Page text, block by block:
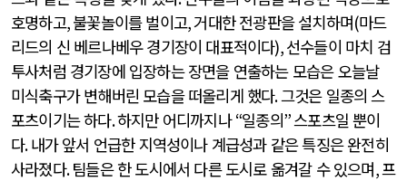
호명하고,불꽃놀이를 벌이고,거대한 전광판을 설치하며(마드
리드의 신 베르나베우 경기장이 대표적이다),선수들이 마치 검
투사처럼 경기장에 입장하는 장면을 연출하는 모습은 오늘날
미식축구가 변해버린 모습을 떠올리게 했다.그것은 일종의 스
포츠이기는 하다.하지만 어디까지나“일종의”스포츠일 뿐이
다.내가 앞서 언급한 지역성이나 계급성과 같은 특징은 완전히
사라졌다.팀들은 한 도시에서 다른 도시로 옮겨갈 수 있으며,프